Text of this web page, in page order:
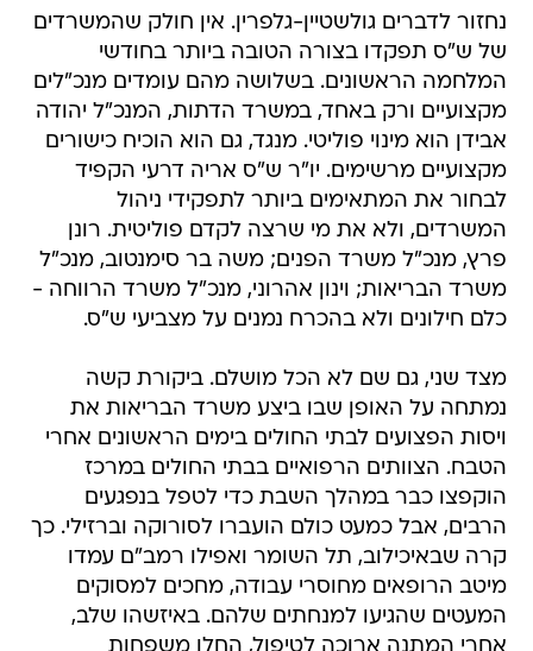
נחזור לדברים גולשטיין-גלפרין. אין חולק שהמשרדים
של ש"ס תפקדו בצורה הטובה ביותר בחודשי
המלחמה הראשונים. בשלושה מהם עומדים מנכ"לים
מקצועיים ורק באחד, במשרד הדתות, המנכ"ל יהודה
אבידן הוא מינוי פוליטי. מנגד, גם הוא הוכיח כישורים
מקצועיים מרשימים. יו"ר ש"ס אריה דרעי הקפיד
לבחור את המתאימים ביותר לתפקידי ניהול
המשרדים, ולא את מי שרצה לקדם פוליטית. רונן
פרץ, מנכ"ל משרד הפנים; משה בר סימנטוב, מנכ"ל
משרד הבריאות; וינון אהרוני, מנכ"ל משרד הרווחה -
כלם חילונים ולא בהכרח נמנים על מצביעי ש"ס.
מצד שני, גם שם לא הכל מושלם. ביקורת קשה
נמתחה על האופן שבו ביצע משרד הבריאות את
ויסות הפצועים לבתי החולים בימים הראשונים אחרי
הטבח. הצוותים הרפואיים בבתי החולים במרכז
הוקפצו כבר במהלך השבת כדי לטפל בנפגעים
הרבים, אבל כמעט כולם הועברו לסורוקה וברזילי. כך
קרה שבאיכילוב, תל השומר ואפילו רמב"ם עמדו
מיטב הרופאים מחוסרי עבודה, מחכים למסוקים
המעטים שהגיעו למנחתים שלהם. באיזשהו שלב,